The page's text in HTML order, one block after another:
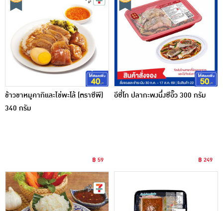
ข้าวขาหมูคากิและไข่พะโล้ (ตราซีพี)
340 กรัม
฿ 59
อีซี่โก ปลากะพงนึ่งซีอิ๊ว 300 กรัม
฿ 249